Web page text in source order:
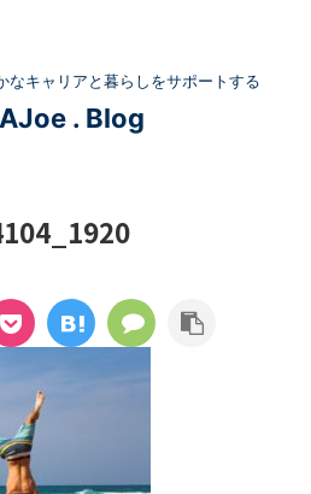
なキャリアと暮らしをサポートする
. Blog